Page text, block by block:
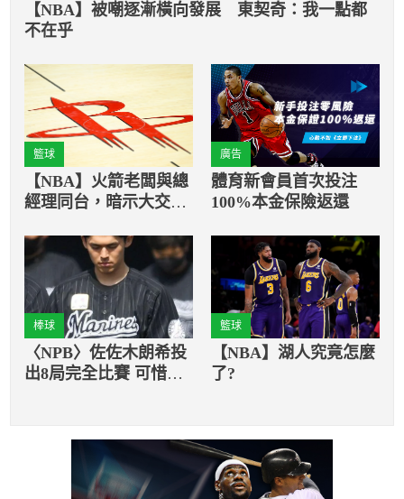
【NBA】被嘲逐漸橫向發展 東契奇：我一點都
不在乎
籃球
【NBA】火箭老闆與總
經理同台，暗示大交易
廣告
體育新會員首次投注
100%本金保險返還
棒球
〈NPB〉佐佐木朗希投
出8局完全比賽 可惜打
籃球
【NBA】湖人究竟怎麼
了?